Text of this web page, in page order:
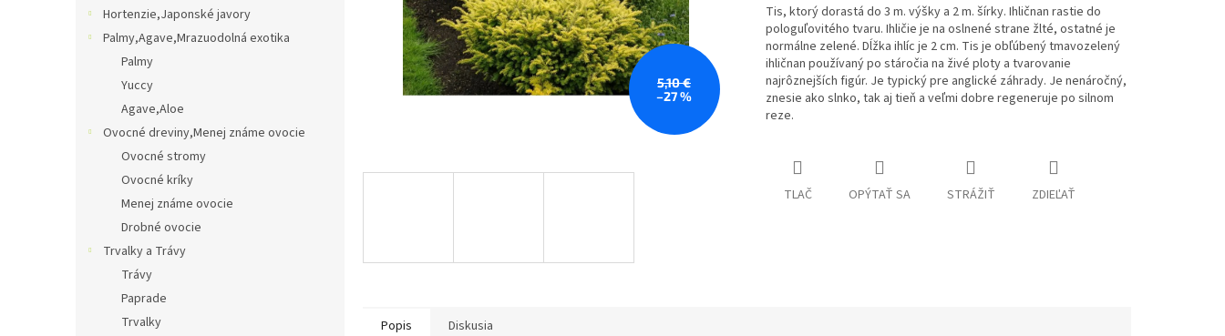
Hortenzie,Japonské javory
Palmy,Agave,Mrazuodolná exotika
Palmy
Yuccy
Agave,Aloe
Ovocné dreviny,Menej známe ovocie
Ovocné stromy
Ovocné kríky
Menej známe ovocie
Drobné ovocie
Trvalky a Trávy
Trávy
Paprade
Trvalky
5,10 €
–27 %
Tis, ktorý dorastá do 3 m. výšky a 2 m. šírky. Ihličnan rastie do
pologuľovitého tvaru. Ihličie je na oslnené strane žlté, ostatné je
normálne zelené. Dĺžka ihlíc je 2 cm. Tis je obľúbený tmavozelený
ihličnan používaný po stáročia na živé ploty a tvarovanie
najrôznejších figúr. Je typický pre anglické záhrady. Je nenáročný,
znesie ako slnko, tak aj tieň a veľmi dobre regeneruje po silnom
reze.
TLAČ OPÝTAŤ SA STRÁŽIŤ ZDIEĽAŤ
Popis Diskusia